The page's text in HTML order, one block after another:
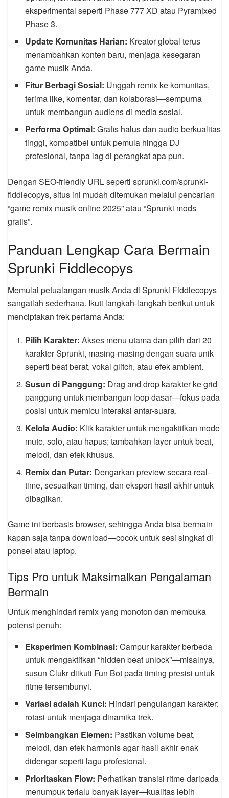
eksperimental seperti Phase 777 XD atau Pyramixed
Phase 3.
Update Komunitas Harian: Kreator global terus
menambahkan konten baru, menjaga kesegaran
game musik Anda.
Fitur Berbagi Sosial: Unggah remix ke komunitas,
terima like, komentar, dan kolaborasi—sempurna
untuk membangun audiens di media sosial.
Performa Optimal: Grafis halus dan audio berkualitas
tinggi, kompatibel untuk pemula hingga DJ
profesional, tanpa lag di perangkat apa pun.
Dengan SEO-friendly URL seperti sprunki.com/sprunki-
fiddlecopys, situs ini mudah ditemukan melalui pencarian
“game remix musik online 2025” atau “Sprunki mods
gratis”.
Panduan Lengkap Cara Bermain
Sprunki Fiddlecopys
Memulai petualangan musik Anda di Sprunki Fiddlecopys
sangatlah sederhana. Ikuti langkah-langkah berikut untuk
menciptakan trek pertama Anda:
Pilih Karakter: Akses menu utama dan pilih dari 20
karakter Sprunki, masing-masing dengan suara unik
seperti beat berat, vokal glitch, atau efek ambient.
Susun di Panggung: Drag and drop karakter ke grid
panggung untuk membangun loop dasar—fokus pada
posisi untuk memicu interaksi antar-suara.
Kelola Audio: Klik karakter untuk mengaktifkan mode
mute, solo, atau hapus; tambahkan layer untuk beat,
melodi, dan efek khusus.
Remix dan Putar: Dengarkan preview secara real-
time, sesuaikan timing, dan eksport hasil akhir untuk
dibagikan.
Game ini berbasis browser, sehingga Anda bisa bermain
kapan saja tanpa download—cocok untuk sesi singkat di
ponsel atau laptop.
Tips Pro untuk Maksimalkan Pengalaman
Bermain
Untuk menghindari remix yang monoton dan membuka
potensi penuh:
Eksperimen Kombinasi: Campur karakter berbeda
untuk mengaktifkan “hidden beat unlock”—misalnya,
susun Clukr diikuti Fun Bot pada timing presisi untuk
ritme tersembunyi.
Variasi adalah Kunci: Hindari pengulangan karakter;
rotasi untuk menjaga dinamika trek.
Seimbangkan Elemen: Pastikan volume beat,
melodi, dan efek harmonis agar hasil akhir enak
didengar seperti lagu profesional.
Prioritaskan Flow: Perhatikan transisi ritme daripada
menumpuk terlalu banyak layer—kualitas lebih